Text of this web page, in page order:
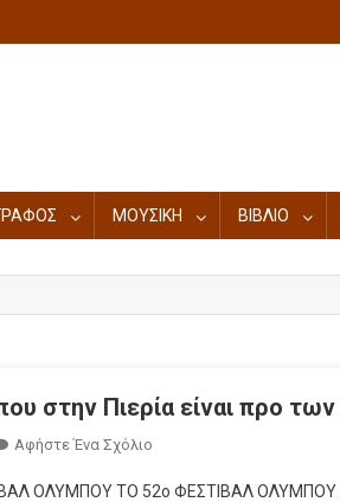
ΜΟΥΣΙΚΗ ΒΙΒΛΙΟ
στην Πιερία είναι προ
Αφήστε Ένα Σχόλιο
ΟΛΥΜΠΟΥ ΤΟ 52ο ΦΕΣΤΙΒΑΛ ΟΛΥΜΠΟΥ